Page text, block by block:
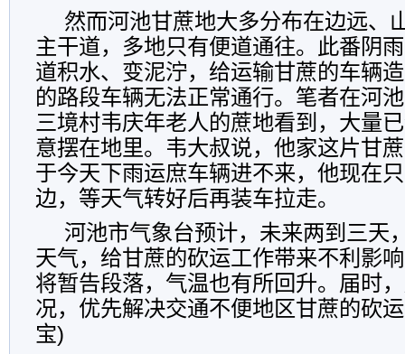
然而河池甘蔗地大多分布在边远、
主干道，多地只有便道通往。此番阴
道积水、变泥泞，给运输甘蔗的车辆
的路段车辆无法正常通行。笔者在河
三境村韦庆年老人的蔗地看到，大量
意摆在地里。韦大叔说，他家这片甘
于今天下雨运庶车辆进不来，他现在
边，等天气转好后再装车拉走。
河池市气象台预计，未来两到三天
天气，给甘蔗的砍运工作带来不利影
将暂告段落，气温也有所回升。届时
况，优先解决交通不便地区甘蔗的砍
宝)